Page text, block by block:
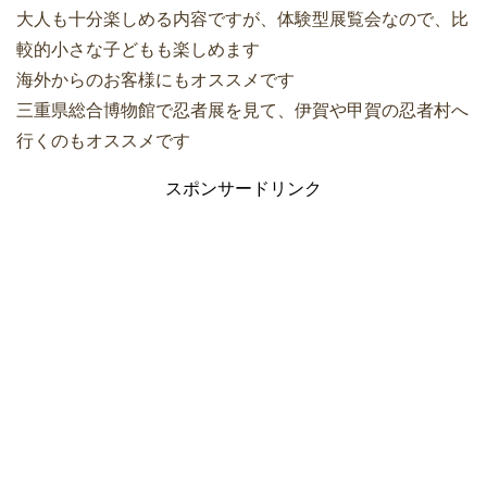
大人も十分楽しめる内容ですが、体験型展覧会なので、比
較的小さな子どもも楽しめます
海外からのお客様にもオススメです
三重県総合博物館で忍者展を見て、伊賀や甲賀の忍者村へ
行くのもオススメです
スポンサードリンク